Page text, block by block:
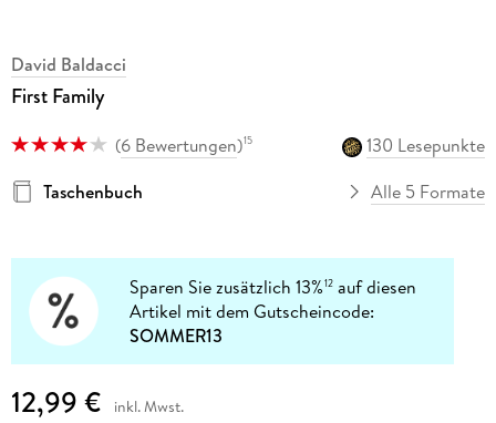
David Baldacci
First Family
(6 Bewertungen)15
130 Lesepunkte
Taschenbuch
Alle 5 Formate
Sparen Sie zusätzlich 13%12 auf diesen
Artikel mit dem Gutscheincode:
SOMMER13
12,99 € inkl. Mwst.